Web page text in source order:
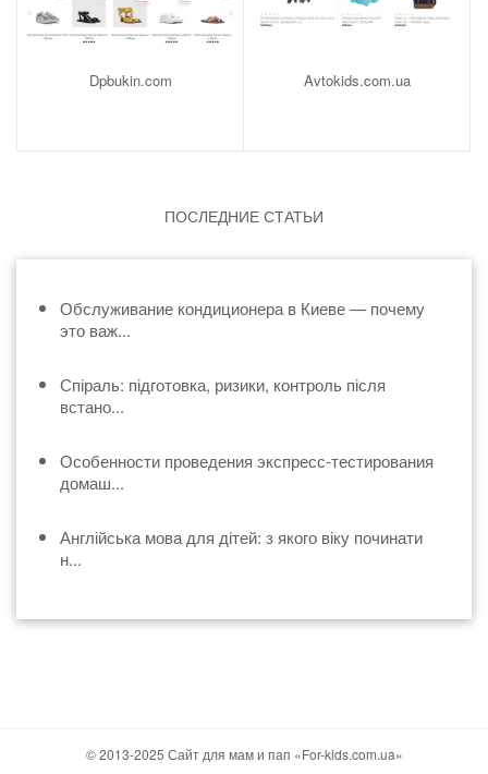
Dpbukin.com Avtokids.com.ua
ПОСЛЕДНИЕ СТАТЬИ
Обслуживание кондиционера в Киеве — почему
это важ...
Спіраль: підготовка, ризики, контроль після
встано...
Особенности проведения экспресс-тестирования
домаш...
Англійська мова для дітей: з якого віку починати
н...
© 2013-2025 Сайт для мам и пап «For-kids.com.ua»